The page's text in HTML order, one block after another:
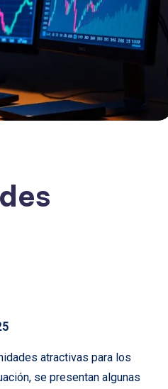
atractivas para los
se presentan algunas